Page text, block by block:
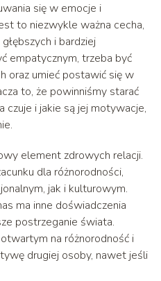
się w emocje i
to niezwykle ważna cecha,
i bardziej
empatycznym, trzeba być
oraz umieć postawić się w
to, że powinniśmy starać
czuje i jakie są jej motywacje,
element zdrowych relacji.
dla różnorodności,
jak i kulturowym.
ma inne doświadczenia
postrzeganie świata.
na różnorodność i
drugiej osoby, nawet jeśli